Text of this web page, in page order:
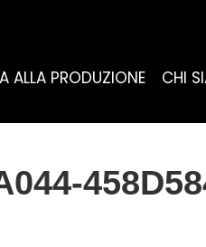
ALLA PRODUZIONE CHI